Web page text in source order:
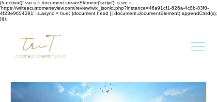
(function(){ var s = document.createElement('script'); s.src =
'https://writeacustomerreview.com/review/wix_jsonld.php?instance=46a91cf1-626a-4c8b-83f0-
4f23e9604391'; s.async = true; (document.head || document.documentElement).appendChild(s);
})();